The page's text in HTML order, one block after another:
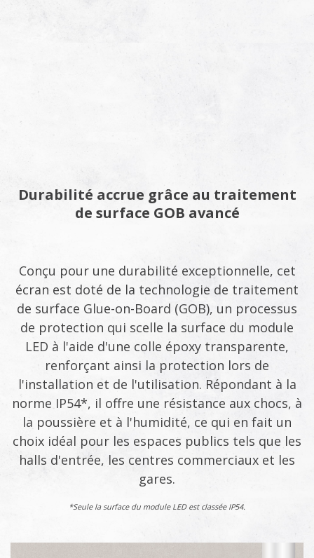
Durabilité accrue grâce au traitement
de surface GOB avancé
Conçu pour une durabilité exceptionnelle, cet
écran est doté de la technologie de traitement
de surface Glue-on-Board (GOB), un processus
de protection qui scelle la surface du module
LED à l'aide d'une colle époxy transparente,
renforçant ainsi la protection lors de
l'installation et de l'utilisation. Répondant à la
norme IP54*, il offre une résistance aux chocs, à
la poussière et à l'humidité, ce qui en fait un
choix idéal pour les espaces publics tels que les
halls d'entrée, les centres commerciaux et les
gares.
*Seule la surface du module LED est classée IP54.